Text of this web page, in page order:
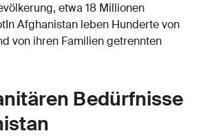
etwa 18 Millionen
Afghanistan leben Hunderte von
von ihren Familien getrennten
Bedürfnisse